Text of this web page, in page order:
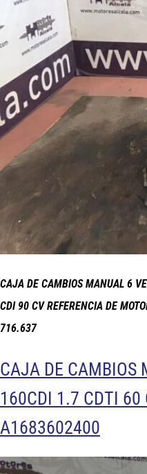
CAJA DE CAMBIOS MANUAL 6
CDI 90 CV REFERENCIA DE
716.637
CAJA DE CAMBIOS
160CDI 1.7 CDTI 60
A1683602400